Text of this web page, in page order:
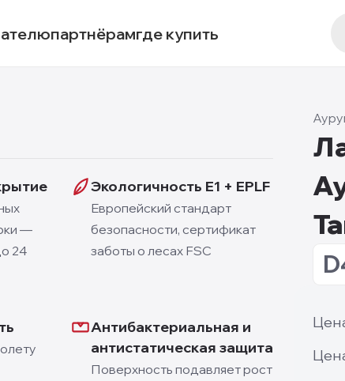
партнёрамгде купить
—
24
Экологичность E1 + EPLF
Европейский стандарт
безопасности, сертификат
заботы о лесах FSC
Антибактериальная и
антистатическая защита
Поверхность подавляет рост